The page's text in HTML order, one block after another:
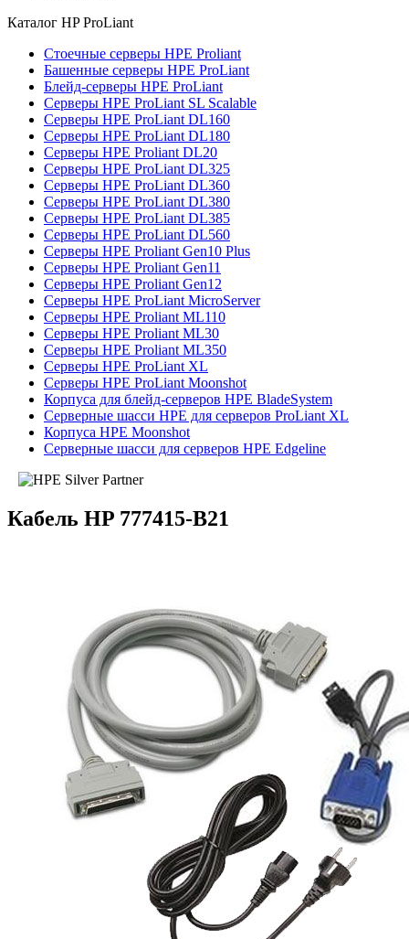
Каталог HP ProLiant
Стоечные серверы HPE Proliant
Башенные серверы HPE ProLiant
Блейд-серверы HPE ProLiant
Серверы HPE ProLiant SL Scalable
Серверы HPE ProLiant DL160
Серверы HPE ProLiant DL180
Серверы HPE Proliant DL20
Серверы HPE ProLiant DL325
Серверы HPE ProLiant DL360
Серверы HPE ProLiant DL380
Серверы HPE ProLiant DL385
Серверы HPE ProLiant DL560
Серверы HPE Proliant Gen10 Plus
Серверы HPE Proliant Gen11
Серверы HPE Proliant Gen12
Серверы HPE ProLiant MicroServer
Серверы HPE Proliant ML110
Серверы HPE Proliant ML30
Серверы HPE Proliant ML350
Серверы HPE ProLiant XL
Серверы HPE ProLiant Moonshot
Корпуса для блейд-серверов HPE BladeSystem
Серверные шасси HPE для серверов ProLiant XL
Корпуса HPE Moonshot
Серверные шасси для серверов HPE Edgeline
Кабель HP 777415-B21